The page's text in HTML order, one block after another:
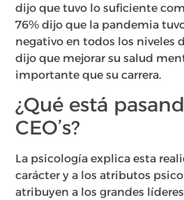
dijo que tuvo lo suficiente
76% dijo que la pandemia
negativo en todos los niveles
dijo que mejorar su salud
importante que su carrera.
¿Qué está
CEO’s?
La psicología explica esta
carácter y a los atributos
atribuyen a los grandes